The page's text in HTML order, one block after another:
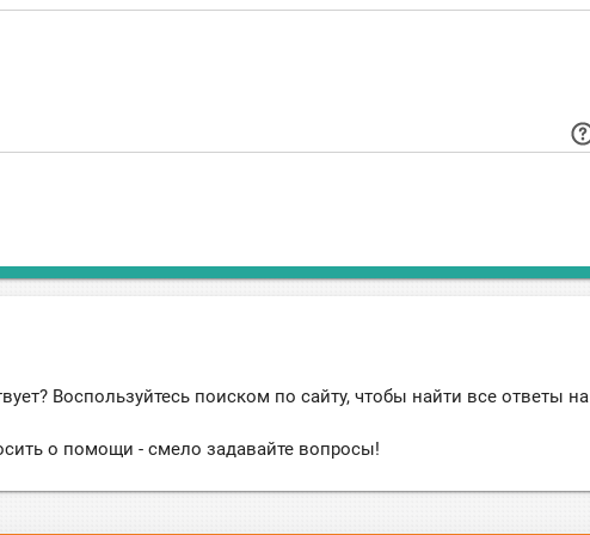
Воспользуйтесь поиском по сайту, чтобы найти все ответы на
о помощи - смело задавайте вопросы!